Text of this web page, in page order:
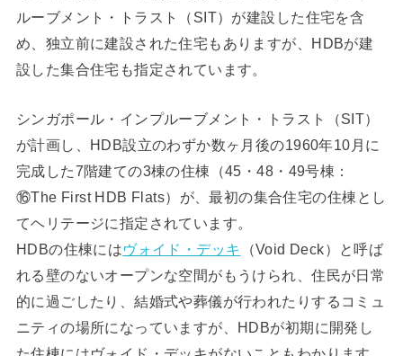
ルーブメント・トラスト（SIT）が建設した住宅を含
め、独立前に建設された住宅もありますが、HDBが建
設した集合住宅も指定されています。
シンガポール・インプルーブメント・トラスト（SIT）
が計画し、HDB設立のわずか数ヶ月後の1960年10月に
完成した7階建ての3棟の住棟（45・48・49号棟：
⑯The First HDB Flats）が、最初の集合住宅の住棟とし
てヘリテージに指定されています。
HDBの住棟にはヴォイド・デッキ
（Void Deck）と呼ば
れる壁のないオープンな空間がもうけられ、住民が日常
的に過ごしたり、結婚式や葬儀が行われたりするコミュ
ニティの場所になっていますが、HDBが初期に開発し